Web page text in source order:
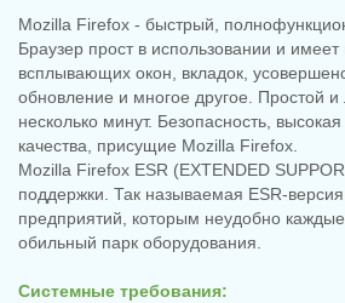
Mozilla Firefox - быстрый,
Браузер прост в использовании и
всплывающих окон, вкладок,
обновление и многое другое. Простой
несколько минут. Безопасность,
качества, присущие Mozilla Firefox.
Mozilla Firefox ESR (EXTENDED
поддержки. Так называемая ESR-
предприятий, которым неудобно
обильный парк оборудования.
Системные требования: